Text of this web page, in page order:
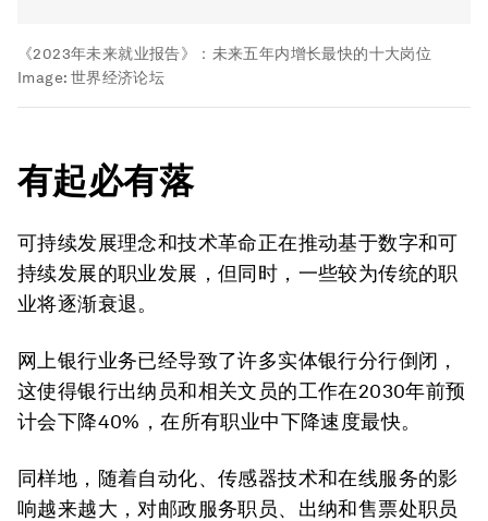
《2023年未来就业报告》：未来五年内增长最快的十大岗位
Image: 世界经济论坛
有起必有落
可持续发展理念和技术革命正在推动基于数字和可
持续发展的职业发展，但同时，一些较为传统的职
业将逐渐衰退。
网上银行业务已经导致了许多实体银行分行倒闭，
这使得银行出纳员和相关文员的工作在2030年前预
计会下降40%，在所有职业中下降速度最快。
同样地，随着自动化、传感器技术和在线服务的影
响越来越大，对邮政服务职员、出纳和售票处职员